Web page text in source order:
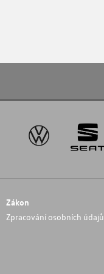
Zákon
Zpracování osobních údajů